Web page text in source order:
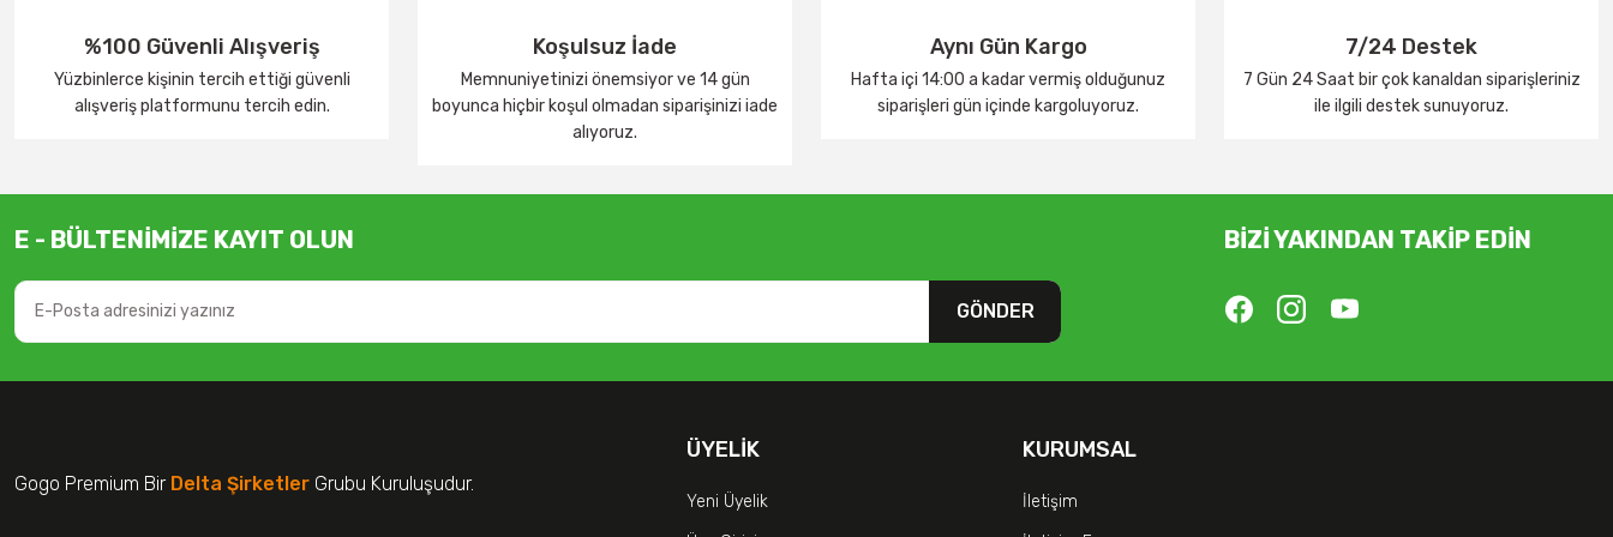
%100 Güvenli Alışveriş
Yüzbinlerce kişinin tercih ettiği güvenli
alışveriş platformunu tercih edin.
Koşulsuz İade
Memnuniyetinizi önemsiyor ve 14 gün
boyunca hiçbir koşul olmadan siparişinizi iade
alıyoruz.
Aynı Gün Kargo
Hafta içi 14:00 a kadar vermiş olduğunuz
siparişleri gün içinde kargoluyoruz.
7/24 Destek
7 Gün 24 Saat bir çok kanaldan siparişleriniz
ile ilgili destek sunuyoruz.
E - BÜLTENİMİZE KAYIT OLUN
GÖNDER
BİZİ YAKINDAN TAKİP EDİN
Gogo Premium Bir Delta Şirketler Grubu Kuruluşudur.
ÜYELIK
Yeni Üyelik
KURUMSAL
İletişim